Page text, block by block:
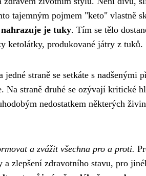
tajemným pojmem "keto" vlastně
je tuky. Tím se tělo
ketolátky, produkované játry z tuků.
straně se setkáte s nadšenými
Na straně druhé se ozývají kritické
nedostatkem některých
a zvážit všechna pro a proti.
zlepšení zdravotního stavu, pro